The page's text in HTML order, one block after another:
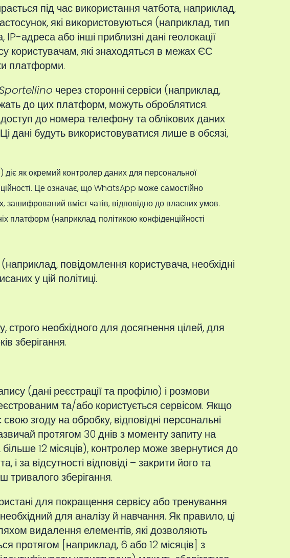
під час використання чатбота, наприклад,
які використовуються (наприклад, тип
адреса або інші приблизні дані геолокації
користувачам, які знаходяться в межах ЄС
платформи.
Sportellino через сторонні сервіси (наприклад,
до цих платформ, можуть оброблятися.
до номера телефону та облікових даних
дані будуть використовуватися лише в обсязі,
як окремий контролер даних для персональної
Це означає, що WhatsApp може самостійно
зашифрований вміст чатів, відповідно до власних умов.
платформ (наприклад, політикою конфіденційності
(наприклад, повідомлення користувача, необхідні
у цій політиці.
строго необхідного для досягнення цілей, для
зберігання.
(дані реєстрації та профілю) і розмови
та/або користується сервісом. Якщо
згоду на обробку, відповідні персональні
протягом 30 днів з моменту запиту на
12 місяців), контролер може звернутися до
за відсутності відповіді – закрити його та
тривалого зберігання.
для покращення сервісу або тренування
для аналізу й навчання. Як правило, ці
видалення елементів, які дозволяють
протягом [наприклад, 6 або 12 місяців] з